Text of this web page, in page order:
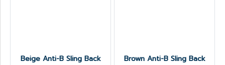
Beige Anti-B Sling Back
Brown Anti-B Sling Back